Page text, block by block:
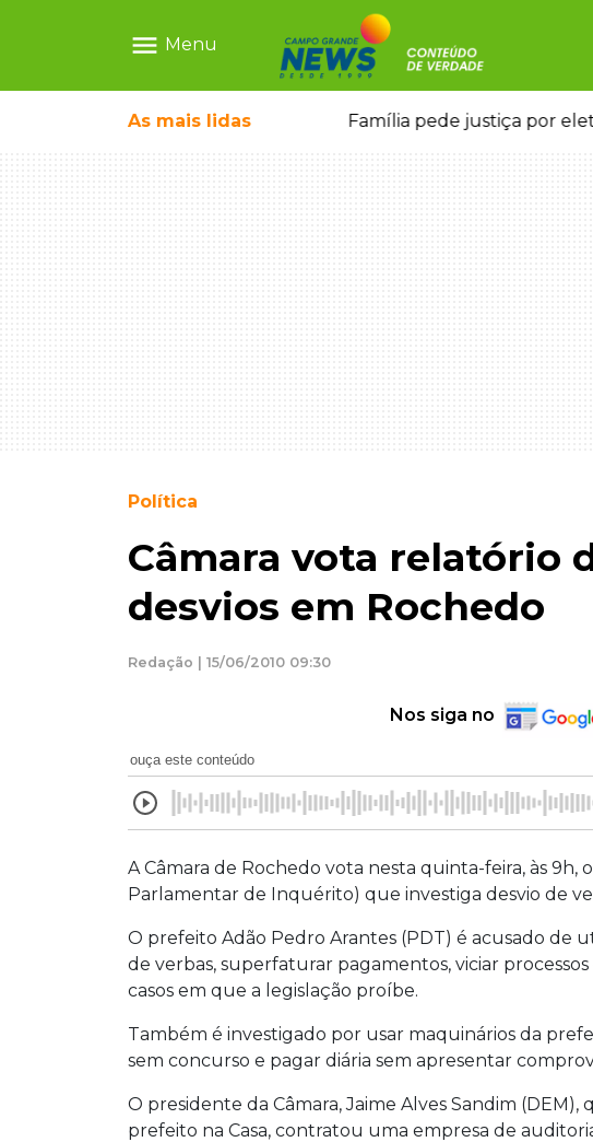
menu Menu
As mais lidas
e morre a caminho do hospital Família pede justiça por
Política
Câmara vota relatório
desvios em Rochedo
Redação | 15/06/2010 09:30
Nos siga no
ouça este conteúdo
A Câmara de Rochedo vota nesta quinta-feira, às 9h,
Parlamentar de Inquérito) que investiga desvio de
O prefeito Adão Pedro Arantes (PDT) é acusado de
de verbas, superfaturar pagamentos, viciar
casos em que a legislação proíbe.
Também é investigado por usar maquinários da
sem concurso e pagar diária sem apresentar
O presidente da Câmara, Jaime Alves Sandim
prefeito na Casa, contratou uma empresa de